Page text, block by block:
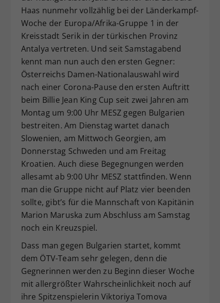
Haas nunmehr vollzählig bei der Länderkampf-
Woche der Europa/Afrika-Gruppe 1 in der
Kreisstadt Serik in der türkischen Provinz
Antalya vertreten. Und seit Samstagabend
kennt man nun auch den ersten Gegner:
Österreichs Damen-Nationalauswahl wird
nach einer Corona-Pause den ersten Auftritt
beim Billie Jean King Cup seit zwei Jahren am
Montag um 9:00 Uhr MESZ gegen Bulgarien
bestreiten. Am Dienstag wartet danach
Slowenien, am Mittwoch Georgien, am
Donnerstag Schweden und am Freitag
Kroatien. Auch diese Begegnungen werden
allesamt ab 9:00 Uhr MESZ stattfinden. Wenn
man die Gruppe nicht auf Platz vier beenden
sollte, gibt’s für die Mannschaft von Kapitänin
Marion Maruska zum Abschluss am Samstag
noch ein Kreuzspiel.
Dass man gegen Bulgarien startet, kommt
dem ÖTV-Team sehr gelegen, denn die
Gegnerinnen werden zu Beginn dieser Woche
mit allergrößter Wahrscheinlichkeit noch auf
ihre Spitzenspielerin Viktoriya Tomova
Zweck
Dieser Wert speichert Ihre Consent-
Einstellungen. Unter anderem eine
zufällig generierte ID, für die
historische Speicherung Ihrer
vorgenommen Einstellungen, falls der
Webseiten-Betreiber dies eingestellt
hat.